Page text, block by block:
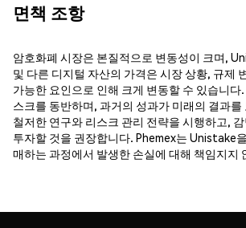
면책 조항
암호화폐 시장은 본질적으로 변동성이 크며,
및 다른 디지털 자산의 가격은 시장 상황, 규제
가능한 요인으로 인해 크게 변동할 수 있습니다
스크를 동반하며, 과거의 성과가 미래의 결과
철저한 연구와 리스크 관리 전략을 시행하고,
투자할 것을 권장합니다. Phemex는 Unistake
매하는 과정에서 발생한 손실에 대해 책임지지